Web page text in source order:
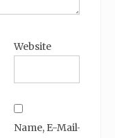
Website
Name, E-Mail-